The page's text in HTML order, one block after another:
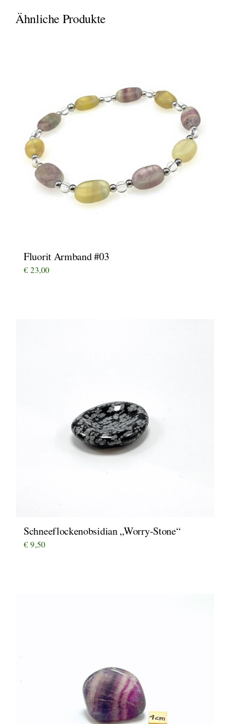
Ähnliche Produkte
Fluorit Armband #03
€ 23,00
Schneeflockenobsidian „Worry-Stone“
€ 9,50